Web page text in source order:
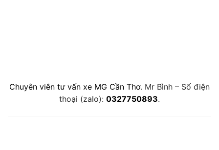
Chuyên viên tư vấn xe MG Cần Thơ. Mr Bình – Số điện
thoại (zalo): 0327750893.